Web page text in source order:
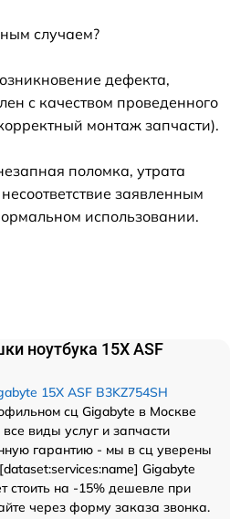
случаем?
дефекта,
с качеством проведенного
монтаж запчасти).
поломка, утрата
заявленным
использовании.
ноутбука 15X ASF
15X ASF B3KZ754SH
сц Gigabyte в Москве
виды услуг и запчасти
гарантию - мы в сц уверены
Gigabyte
стоить на -15% дешевле при
через форму заказа звонка.